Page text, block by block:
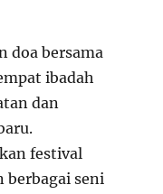
doa bersama
ibadah
dan
festival
berbagai seni